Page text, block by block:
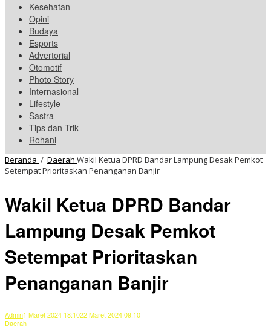
Kesehatan
Opini
Budaya
Esports
Advertorial
Otomotif
Photo Story
Internasional
Lifestyle
Sastra
Tips dan Trik
Rohani
Beranda / Daerah Wakil Ketua DPRD Bandar Lampung Desak Pemkot
Setempat Prioritaskan Penanganan Banjir
Wakil Ketua DPRD Bandar
Lampung Desak Pemkot
Setempat Prioritaskan
Penanganan Banjir
Admin1 Maret 2024 18:1022 Maret 2024 09:10
Daerah